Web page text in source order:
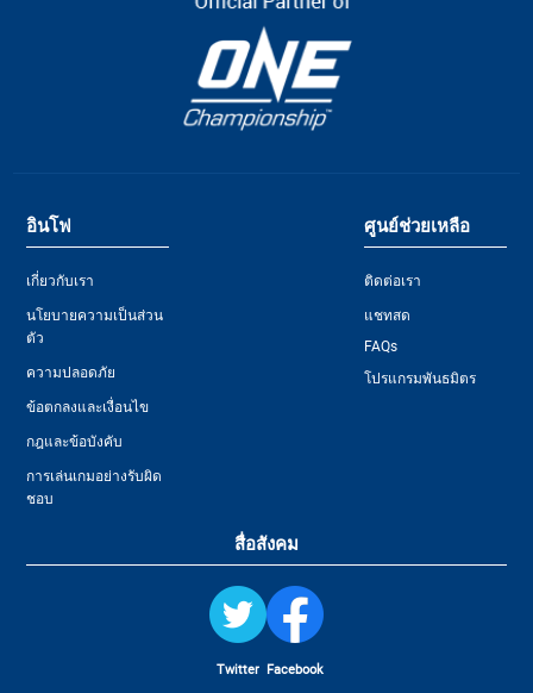
อินโฟ
เกี่ยวกับเรา
นโยบายความเป็นส่วน
ตัว
ความปลอดภัย
ข้อตกลงและเงื่อนไข
กฎและข้อบังคับ
การเล่นเกมอย่างรับผิด
ชอบ
ศูนย์ช่วยเหลือ
ติดต่อเรา
แชทสด
FAQs
โปรแกรมพันธมิตร
สื่อสังคม
Twitter Facebook